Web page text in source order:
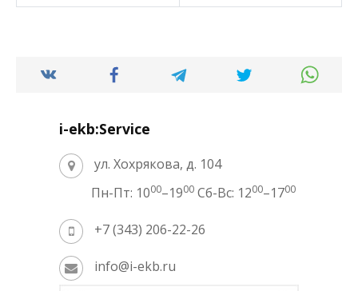
i-ekb:Service
ул. Хохрякова, д. 104
Пн-Пт: 1000–1900 Сб-Вс: 1200–1700
+7 (343) 206-22-26
info@i-ekb.ru